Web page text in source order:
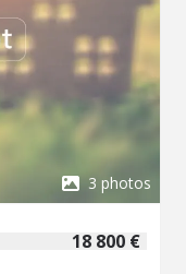
3 photos
18 800 €